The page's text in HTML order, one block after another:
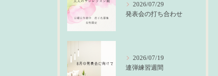
2026/07/29
発表会の打ち合わせ
2026/07/19
連弾練習週間